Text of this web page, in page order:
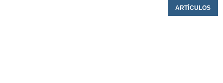
ARTÍCULOS